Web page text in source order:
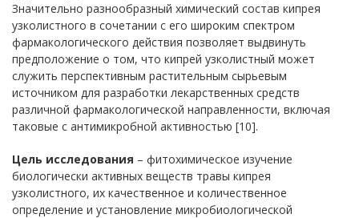
Значительно разнообразный химический состав кипрея
узколистного в сочетании с его широким спектром
фармакологического действия позволяет выдвинуть
предположение о том, что кипрей узколистный может
служить перспективным растительным сырьевым
источником для разработки лекарственных средств
различной фармакологической направленности, включая
таковые с антимикробной активностью [10].
Цель исследования – фитохимическое изучение
биологически активных веществ травы кипрея
узколистного, их качественное и количественное
определение и установление микробиологической